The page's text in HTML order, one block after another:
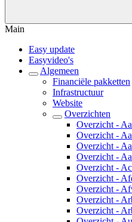
Main
Easy update
Easyvideo's
Algemeen
Financiële pakketten
Infrastructuur
Website
Overzichten
Overzicht -
Overzicht -
Overzicht -
Overzicht -
Overzicht -
Overzicht -
Overzicht -
Overzicht -
Overzicht -